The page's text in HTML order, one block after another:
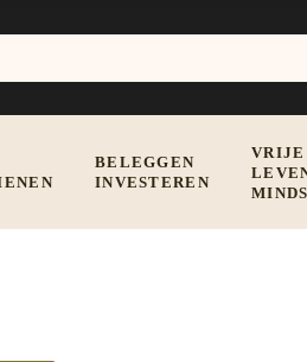
BELEGGEN
INVESTEREN
VRIJE